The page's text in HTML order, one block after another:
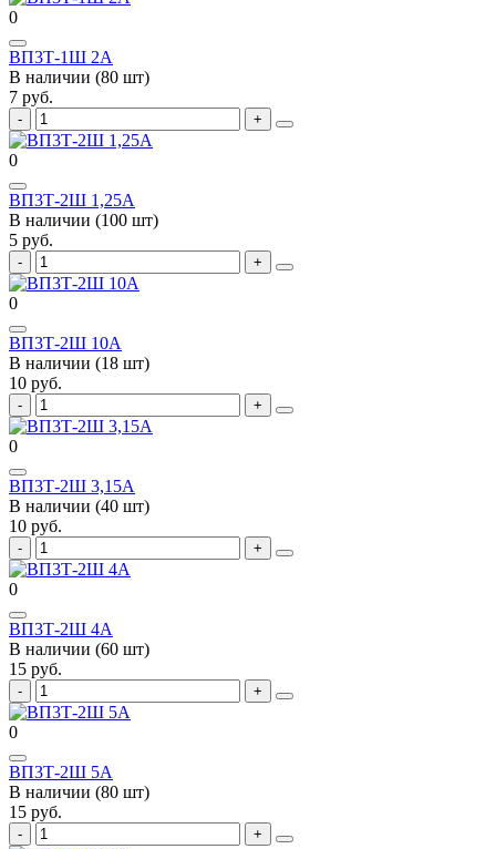
0
ВП3Т-1Ш 2А
В наличии (80 шт)
7 руб.
0
ВП3Т-2Ш 1,25А
В наличии (100 шт)
5 руб.
0
ВП3Т-2Ш 10А
В наличии (18 шт)
10 руб.
0
ВП3Т-2Ш 3,15А
В наличии (40 шт)
10 руб.
0
ВП3Т-2Ш 4А
В наличии (60 шт)
15 руб.
0
ВП3Т-2Ш 5А
В наличии (80 шт)
15 руб.